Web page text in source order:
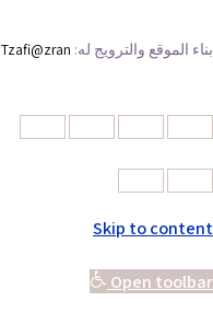
بناء الموقع والترويج له: Tzafi@zran
Skip to content
Open toolbar